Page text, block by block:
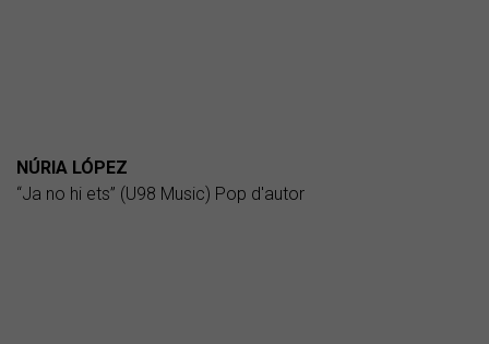
NÚRIA LÓPEZ
“Ja no hi ets” (U98 Music) Pop d'autor